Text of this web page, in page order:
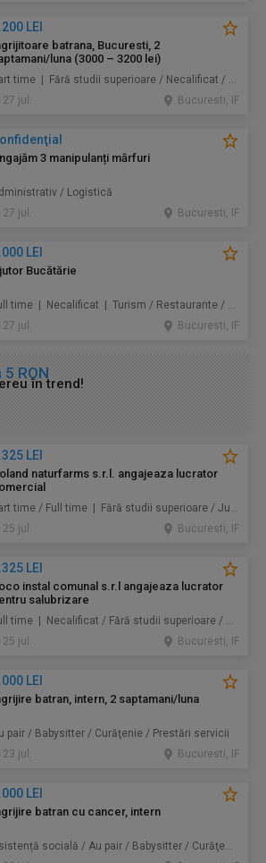
LEI
batrana, Bucuresti, 2
luna (3000 – 3200 lei)
Part time | Fără studii superioare / Necalificat / Mid-Level | Au pair / Babysitter / Curăţenie / Prestări servicii
27 jul.
Bucuresti, IF
3 manipulanți mărfuri
/ Logistică
27 jul.
Bucuresti, IF
LEI
Bucătărie
Full time | Necalificat | Turism / Restaurante / Hoteluri
27 jul.
Bucuresti, IF
5 RON
în trend!
LEI
naturfarms s.r.l. angajeaza lucrator
Part time / Full time | Fără studii superioare / Junior/Entry Level | Alimentație / Comerț
25 jul.
Bucuresti, IF
LEI
instal comunal s.r.l angajeaza lucrator
salubrizare
Full time | Necalificat / Fără studii superioare / Junior/Entry Level | Protecţia mediului / Prestări servicii
25 jul.
Bucuresti, IF
LEI
batran, intern, 2 saptamani/luna
pair / Babysitter / Curăţenie / Prestări servicii
23 jul.
Bucuresti, IF
LEI
batran cu cancer, intern
Asistență socială / Au pair / Babysitter / Curăţenie / Prestări servicii